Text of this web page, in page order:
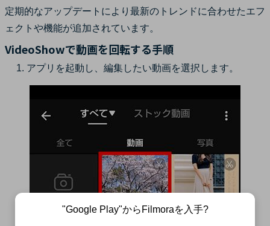
定期的なアップデートにより最新のトレンドに合わせたエフ
ェクトや機能が追加されています。
VideoShowで動画を回転する手順
アプリを起動し、編集したい動画を選択します。
"Google Play"からFilmoraを入手?